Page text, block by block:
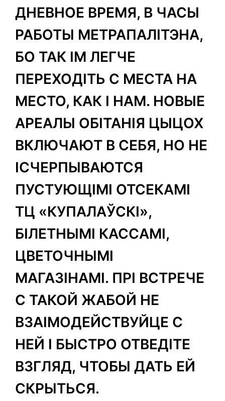
ДНЕВНОЕ ВРЕМЯ, В ЧАСЫ
РАБОТЫ МЕТРАПАЛІТЭНА,
БО ТАК ІМ ЛЕГЧЕ
ПЕРЕХОДІТЬ С МЕСТА НА
МЕСТО, КАК І НАМ. НОВЫЕ
АРЕАЛЫ ОБІТАНІЯ ЦЫЦОХ
ВКЛЮЧАЮТ В СЕБЯ, НО НЕ
ІСЧЕРПЫВАЮТСЯ
ПУСТУЮЩІМІ ОТСЕКАМІ
ТЦ «КУПАЛАЎСКІ»,
БІЛЕТНЫМІ КАССАМІ,
ЦВЕТОЧНЫМІ
МАГАЗІНАМІ. ПРІ ВСТРЕЧЕ
С ТАКОЙ ЖАБОЙ НЕ
ВЗАІМОДЕЙСТВУЙЦЕ С
НЕЙ І БЫСТРО ОТВЕДІТЕ
ВЗГЛЯД, ЧТОБЫ ДАТЬ ЕЙ
СКРЫТЬСЯ.